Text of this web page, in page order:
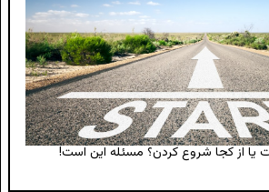
یا از کجا شروع کردن؟ مسئله این است!